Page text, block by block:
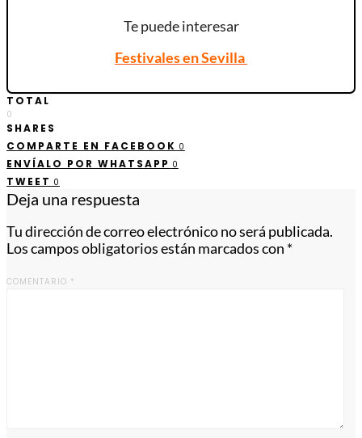
Te puede interesar
Festivales en Sevilla
TOTAL
0
SHARES
COMPARTE EN FACEBOOK 0
ENVÍALO POR WHATSAPP 0
TWEET 0
Deja una respuesta
Tu dirección de correo electrónico no será publicada.
Los campos obligatorios están marcados con *
COMENTARIO *